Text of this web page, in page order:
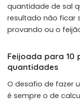
quantidade de sal
resultado não ficar
provando ou o
Feijoada para 10
quantidades
O desafio de fazer
é sempre o de